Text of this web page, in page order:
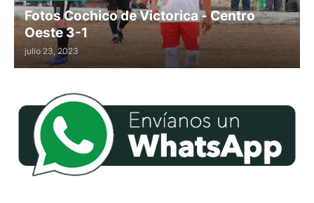
Fotos Cochico de Victorica - Centro
Oeste 3-1
julio 23, 2023